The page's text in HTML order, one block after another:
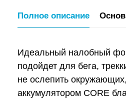
Полное описание
Идеальный налобный
подойдет для бега,
не ослепить
аккумулятором CORE